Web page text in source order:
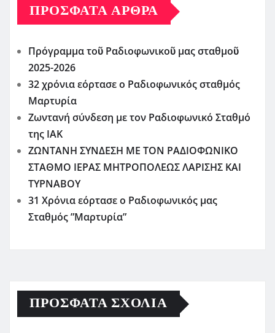
ΠΡΌΣΦΑΤΑ ΆΡΘΡΑ
Πρόγραμμα τοῦ Ραδιοφωνικοῦ μας σταθμοῦ
2025-2026
32 χρόνια εόρτασε ο Ραδιοφωνικός σταθμός
Μαρτυρία
Ζωντανή σύνδεση με τον Ραδιοφωνικό Σταθμό
της ΙΑΚ
ΖΩΝΤΑΝΗ ΣΥΝΔΕΣΗ ΜΕ ΤΟΝ ΡΑΔΙΟΦΩΝΙΚΟ
ΣΤΑΘΜΟ ΙΕΡΑΣ ΜΗΤΡΟΠΟΛΕΩΣ ΛΑΡΙΣΗΣ ΚΑΙ
ΤΥΡΝΑΒΟΥ
31 Χρόνια εόρτασε ο Ραδιοφωνικός μας
Σταθμός ”Μαρτυρία”
ΠΡΌΣΦΑΤΑ ΣΧΌΛΙΑ